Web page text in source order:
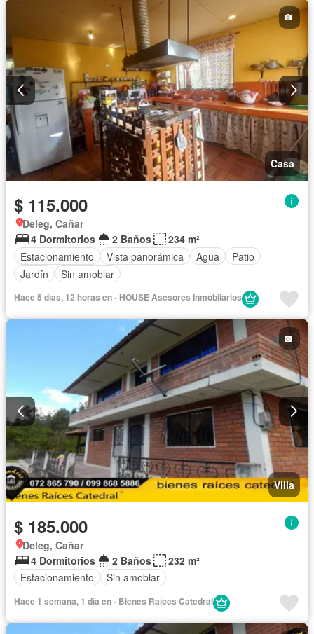
Casa
$ 115.000
Deleg, Cañar
4 Dormitorios
2 Baños
234 m²
Estacionamiento
Vista panorámica Agua
Patio
Jardín
Sin amoblar
Hace 5 días, 12 horas en - HOUSE Asesores Inmobiiarios
Villa
$ 185.000
Deleg, Cañar
4 Dormitorios
2 Baños
232 m²
Estacionamiento
Sin amoblar
Hace 1 semana, 1 día en - Bienes Raíces Catedral